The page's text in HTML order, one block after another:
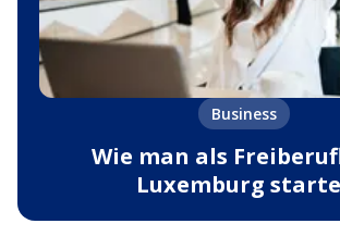
Business
Wie man als
Luxemburg